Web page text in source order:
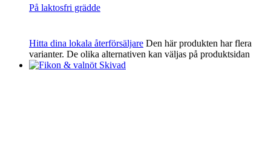
På laktosfri grädde
Hitta dina lokala återförsäljare Den här produkten har flera
varianter. De olika alternativen kan väljas på produktsidan